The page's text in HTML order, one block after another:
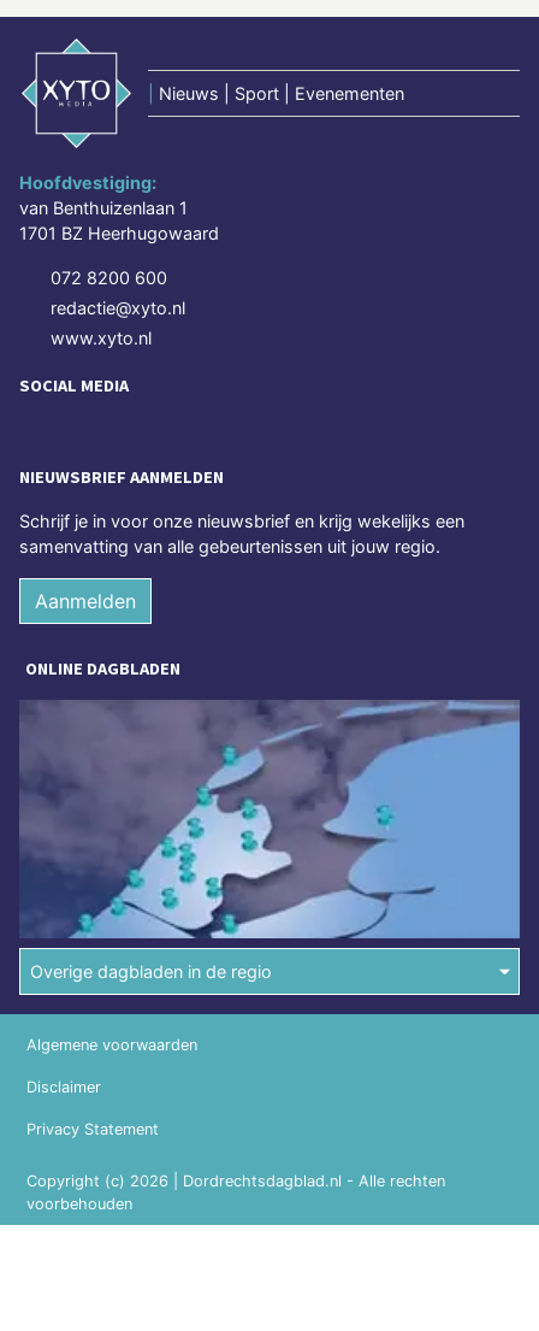
Nieuws | Sport | Evenementen
Hoofdvestiging:
van Benthuizenlaan 1
1701 BZ Heerhugowaard
072 8200 600
redactie@xyto.nl
www.xyto.nl
SOCIAL MEDIA
NIEUWSBRIEF AANMELDEN
Schrijf je in voor onze nieuwsbrief en krijg wekelijks een
samenvatting van alle gebeurtenissen uit jouw regio.
Aanmelden
ONLINE DAGBLADEN
Overige dagbladen in de regio
Copyright (c) 2026 | Dordrechtsdagblad.nl - Alle rechten
voorbehouden
Algemene voorwaarden
Disclaimer
Privacy Statement